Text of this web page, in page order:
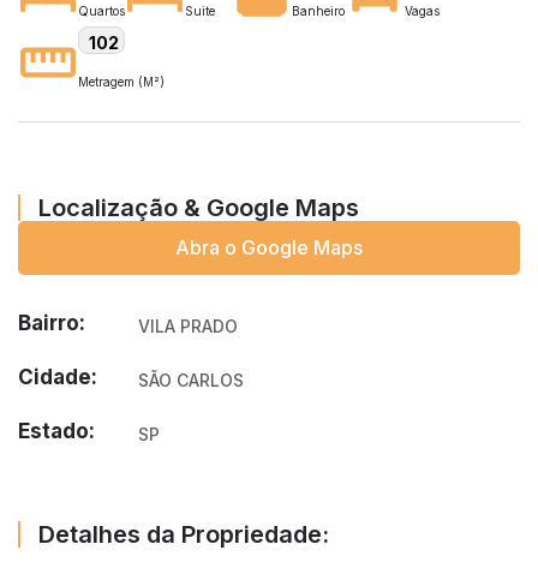
Quartos Suite Banheiro Vagas
102
Metragem (M²)
Localização & Google Maps
Abra o Google Maps
Bairro: VILA PRADO
Cidade: SÃO CARLOS
Estado: SP
Detalhes da Propriedade: